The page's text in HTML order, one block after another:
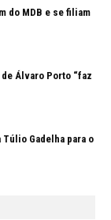
do MDB e se filiam
Álvaro Porto “faz
Gadelha para o